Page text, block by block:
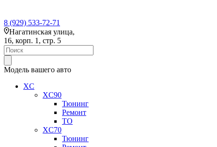
8 (929) 533-72-71
Нагатинская улица,
16, корп. 1, стр. 5
Модель вашего авто
XC
XC90
Тюнинг
Ремонт
ТО
XC70
Тюнинг